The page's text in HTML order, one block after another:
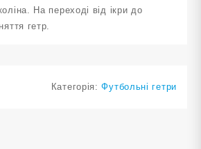
На переході від ікри до
гетр.
Категорія:Футбольні гетри